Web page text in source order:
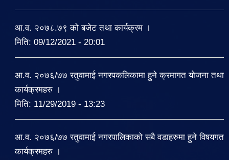
आ.व. २०७८.७९ को बजेट तथा कार्यक्रम ।
मिति: 09/12/2021 - 20:01
आ.व. २०७६/७७ रतुवामाई नगरपकलिकामा हुने क्रमागत योजना तथा
कार्यक्रमहरु ।
मिति: 11/29/2019 - 13:23
आ.व. २०७६/७७ रतुवामाई नगरपालिकाको सबै वडाहरुमा हुने विषयगत
कार्यक्रमहरु ।